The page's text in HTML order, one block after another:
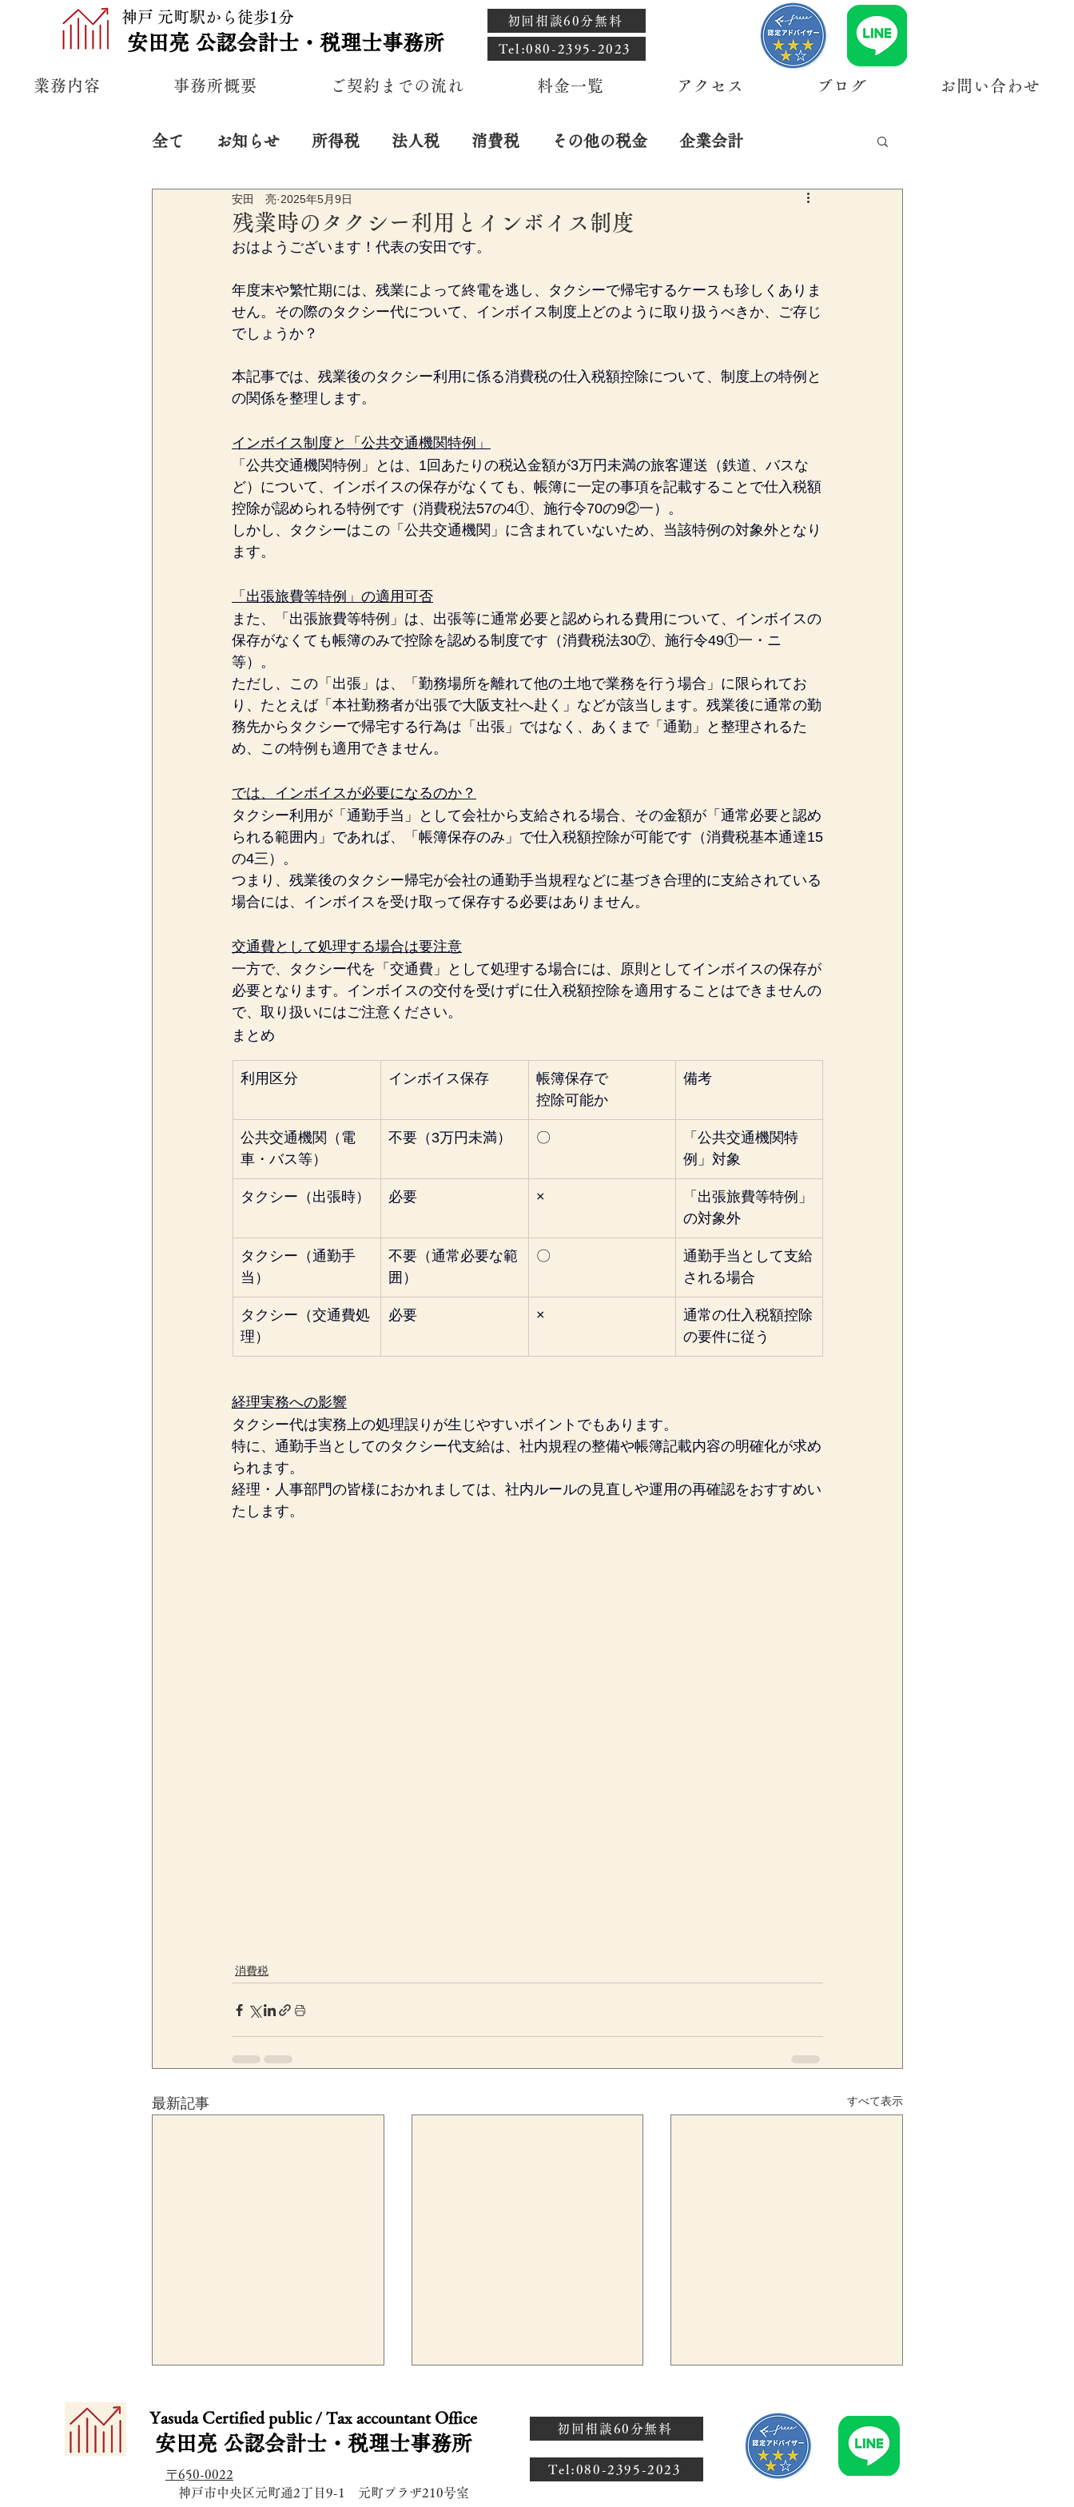
神戸 元町駅から徒歩1分
安田亮 公認会計士・税理士事務所
初回相談60分無料
​Tel:080-2395-2023
業務内容 事務所概要 ご契約までの流れ 料金一覧 アクセス ブログ お問い合わせ
全て お知らせ 所得税 法人税 消費税 その他の税金 企業会計
プライベート 経営
残業時のタクシー利用とインボイス制度
安田 亮 2025年5月9日
おはようございます！代表の安田です。
年度末や繁忙期には、残業によって終電を逃し、タクシーで帰宅するケースも珍しくありま
せん。その際のタクシー代について、インボイス制度上どのように取り扱うべきか、ご存じ
でしょうか？
本記事では、残業後のタクシー利用に係る消費税の仕入税額控除について、制度上の特例と
の関係を整理します。
インボイス制度と「公共交通機関特例」
「公共交通機関特例」とは、1回あたりの税込金額が3万円未満の旅客運送（鉄道、バスな
ど）について、インボイスの保存がなくても、帳簿に一定の事項を記載することで仕入税額
控除が認められる特例です（消費税法57の4①、施行令70の9②一）。
しかし、タクシーはこの「公共交通機関」に含まれていないため、当該特例の対象外となり
ます。
「出張旅費等特例」の適用可否
また、「出張旅費等特例」は、出張等に通常必要と認められる費用について、インボイスの
保存がなくても帳簿のみで控除を認める制度です（消費税法30⑦、施行令49①一・ニ
等）。
ただし、この「出張」は、「勤務場所を離れて他の土地で業務を行う場合」に限られてお
り、たとえば「本社勤務者が出張で大阪支社へ赴く」などが該当します。残業後に通常の勤
務先からタクシーで帰宅する行為は「出張」ではなく、あくまで「通勤」と整理されるた
め、この特例も適用できません。
では、インボイスが必要になるのか？
タクシー利用が「通勤手当」として会社から支給される場合、その金額が「通常必要と認め
られる範囲内」であれば、「帳簿保存のみ」で仕入税額控除が可能です（消費税基本通達15
の4三）。
つまり、残業後のタクシー帰宅が会社の通勤手当規程などに基づき合理的に支給されている
場合には、インボイスを受け取って保存する必要はありません。
交通費として処理する場合は要注意
一方で、タクシー代を「交通費」として処理する場合には、原則としてインボイスの保存が
必要となります。インボイスの交付を受けずに仕入税額控除を適用することはできませんの
で、取り扱いにはご注意ください。
まとめ
利用区分 インボイス保存
帳簿保存で
控除可能か
備考
公共交通機関（電
車・バス等）
不要（3万円未満） 〇
「公共交通機関特
例」対象
タクシー（出張時） 必要 ×
「出張旅費等特例」
の対象外
タクシー（通勤手
当）
不要（通常必要な範
囲）
〇
通勤手当として支給
される場合
タクシー（交通費処
理）
必要 ×
通常の仕入税額控除
の要件に従う
経理実務への影響
タクシー代は実務上の処理誤りが生じやすいポイントでもあります。
特に、通勤手当としてのタクシー代支給は、社内規程の整備や帳簿記載内容の明確化が求め
られます。
経理・人事部門の皆様におかれましては、社内ルールの見直しや運用の再確認をおすすめい
たします。
消費税
最新記事 すべて表示
​​Yasuda Certified public / Tax accountant Office
安田亮 公認会計士・税理士事務所
〒650-0022
​ 神戸市中央区元町通2丁目9-1 元町プラザ210号室
初回相談60分無料
​Tel:080-2395-2023